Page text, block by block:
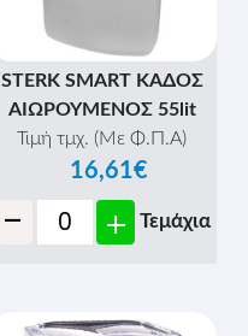
STERK SMART ΚΑΔΟΣ
ΑΙΩΡΟΥΜΕΝΟΣ 55lit
Τιμή τμχ. (Με Φ.Π.Α)
16,61€
- + Τεμάχια